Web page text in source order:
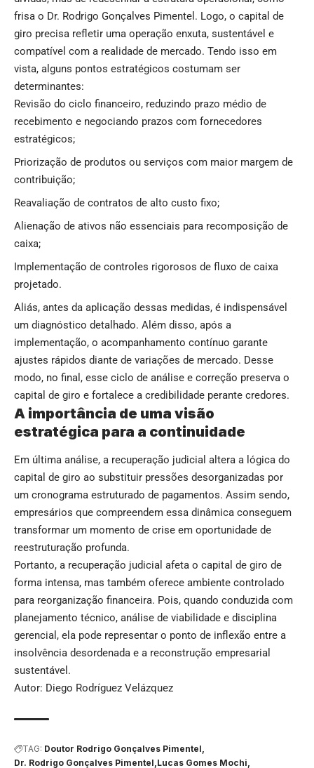
frisa o Dr. Rodrigo Gonçalves Pimentel. Logo, o capital de
giro precisa refletir uma operação enxuta, sustentável e
compatível com a realidade de mercado. Tendo isso em
vista, alguns pontos estratégicos costumam ser
determinantes:
Revisão do ciclo financeiro, reduzindo prazo médio de
recebimento e negociando prazos com fornecedores
estratégicos;
Priorização de produtos ou serviços com maior margem de
contribuição;
Reavaliação de contratos de alto custo fixo;
Alienação de ativos não essenciais para recomposição de
caixa;
Implementação de controles rigorosos de fluxo de caixa
projetado.
Aliás, antes da aplicação dessas medidas, é indispensável
um diagnóstico detalhado. Além disso, após a
implementação, o acompanhamento contínuo garante
ajustes rápidos diante de variações de mercado. Desse
modo, no final, esse ciclo de análise e correção preserva o
capital de giro e fortalece a credibilidade perante credores.
A importância de uma visão
estratégica para a continuidade
Em última análise, a recuperação judicial altera a lógica do
capital de giro ao substituir pressões desorganizadas por
um cronograma estruturado de pagamentos. Assim sendo,
empresários que compreendem essa dinâmica conseguem
transformar um momento de crise em oportunidade de
reestruturação profunda.
Portanto, a recuperação judicial afeta o capital de giro de
forma intensa, mas também oferece ambiente controlado
para reorganização financeira. Pois, quando conduzida com
planejamento técnico, análise de viabilidade e disciplina
gerencial, ela pode representar o ponto de inflexão entre a
insolvência desordenada e a reconstrução empresarial
sustentável.
Autor: Diego Rodríguez Velázquez
TAG: Doutor Rodrigo Gonçalves Pimentel
Dr. Rodrigo Gonçalves Pimentel Lucas Gomes Mochi